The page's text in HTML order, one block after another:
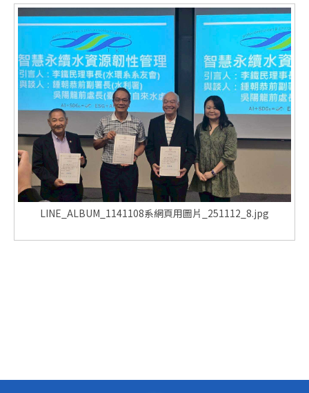
LINE_ALBUM_1141108系網頁用圖片_251112_8.jpg